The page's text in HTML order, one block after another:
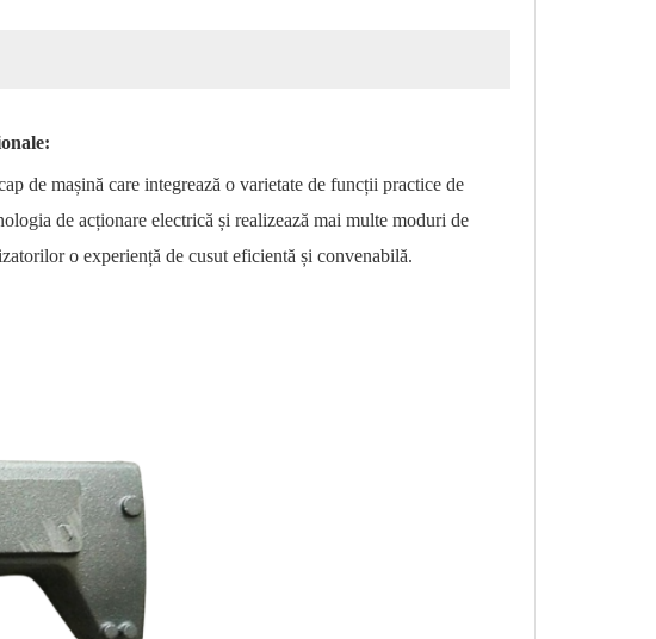
de mașină care integrează o varietate de funcții practice de
de acționare electrică și realizează mai multe moduri de
o experiență de cusut eficientă și convenabilă.